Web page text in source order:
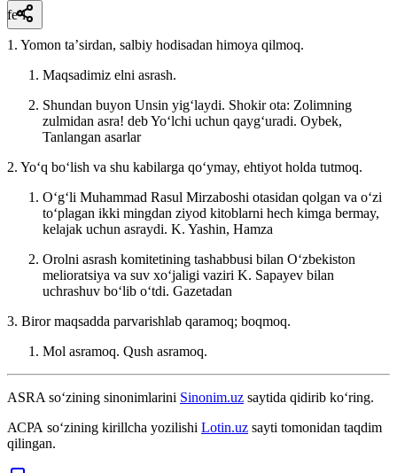
fe’l
1. Yomon taʼsirdan, salbiy hodisadan himoya qilmoq.
Maqsadimiz elni asrash.
Shundan buyon Unsin yigʻlaydi. Shokir ota: Zolimning
zulmidan asra! deb Yoʻlchi uchun qaygʻuradi. Oybek,
Tanlangan asarlar
2. Yoʻq boʻlish va shu kabilarga qoʻymay, ehtiyot holda tutmoq.
Oʻgʻli Muhammad Rasul Mirzaboshi otasidan qolgan va oʻzi
toʻplagan ikki mingdan ziyod kitoblarni hech kimga bermay,
kelajak uchun asraydi. K. Yashin, Hamza
Orolni asrash komitetining tashabbusi bilan Oʻzbekiston
melioratsiya va suv xoʻjaligi vaziri K. Sapayev bilan
uchrashuv boʻlib oʻtdi. Gazetadan
3. Biror maqsadda parvarishlab qaramoq; boqmoq.
Mol asramoq. Qush asramoq.
ASRA so‘zining sinonimlarini Sinonim.uz saytida qidirib ko‘ring.
АСРА so‘zining kirillcha yozilishi Lotin.uz sayti tomonidan taqdim
qilingan.